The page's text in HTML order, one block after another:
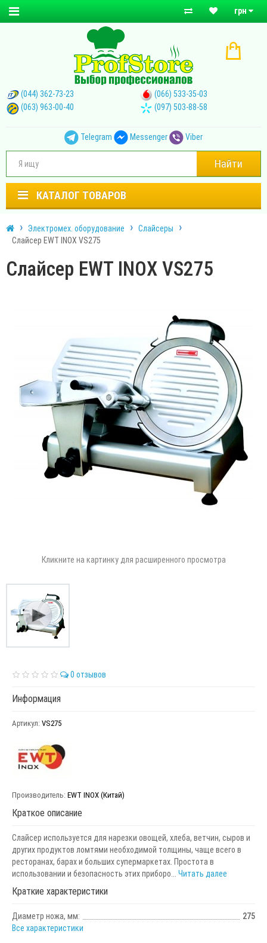
грн
(044) 362-73-23
(066) 533-35-03
(063) 963-00-40
(097) 503-88-58
Telegram Messenger Viber
Найти
КАТАЛОГ ТОВАРОВ
Электромех. оборудование
Слайсеры
Слайсер EWT INOX VS275
Слайсер EWT INOX VS275
Кликните на картинку для расширенного просмотра
0 отзывов
Информация
Артикул: VS275
Производитель: EWT INOX (Китай)
Краткое описание
Слайсер используется для нарезки овощей, хлеба, ветчин, сыров и
других продуктов ломтями необходимой толщины, чаще всего в
ресторанах, барах и больших супермаркетах. Простота в
использовании и безопасность этих приборо... Читать далее
Краткие характеристики
Диаметр ножа, мм:
275
Все характеристики